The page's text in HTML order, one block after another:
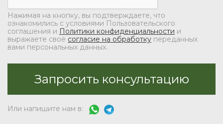
Нажимая на кнопку, вы подтверждаете, что
ознакомились с условиями Пользовательского
соглашения и Политики конфиденциальности и
выражаете своё согласие на обработкупереданных
вами персональных данных.
Или напишите нам в: